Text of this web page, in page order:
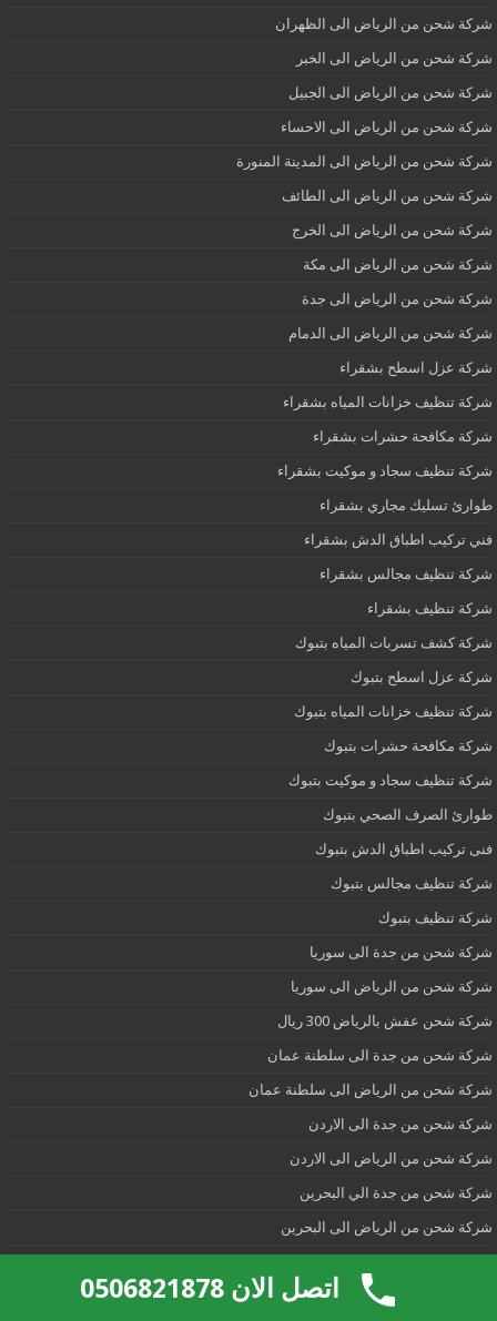
شركة شحن من الرياض الى الظهران
شركة شحن من الرياض الى الخبر
شركة شحن من الرياض الى الجبيل
شركة شحن من الرياض الى الاحساء
شركة شحن من الرياض الى المدينة المنورة
شركة شحن من الرياض الى الطائف
شركة شحن من الرياض الى الخرج
شركة شحن من الرياض الى مكة
شركة شحن من الرياض الى جدة
شركة شحن من الرياض الى الدمام
شركة عزل اسطح بشقراء
شركة تنظيف خزانات المياه بشقراء
شركة مكافحة حشرات بشقراء
شركة تنظيف سجاد و موكيت بشقراء
طوارئ تسليك مجاري بشقراء
فني تركيب اطباق الدش بشقراء
شركة تنظيف مجالس بشقراء
شركة تنظيف بشقراء
شركة كشف تسربات المياه بتبوك
شركة عزل اسطح بتبوك
شركة تنظيف خزانات المياه بتبوك
شركة مكافحة حشرات بتبوك
شركة تنظيف سجاد و موكيت بتبوك
طوارئ الصرف الصحي بتبوك
فنى تركيب اطباق الدش بتبوك
شركة تنظيف مجالس بتبوك
شركة تنظيف بتبوك
شركة شحن من جدة الى سوريا
شركة شحن من الرياض الى سوريا
شركة شحن عفش بالرياض 300 ريال
شركة شحن من جدة الى سلطنة عمان
شركة شحن من الرياض الى سلطنة عمان
شركة شحن من جدة الى الاردن
شركة شحن من الرياض الى الاردن
شركة شحن من جدة الي البحرين
شركة شحن من الرياض الى البحرين
شركة شحن من الرياض الى مصراتصل الان 0506821878